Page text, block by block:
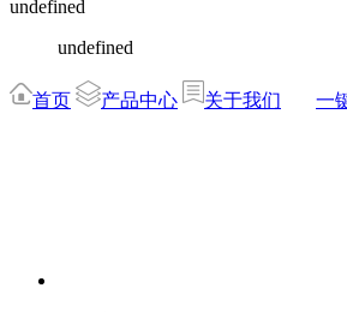
undefined
undefined
首页 产品中心 关于我们 一